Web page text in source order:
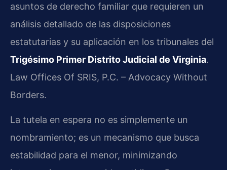
asuntos de derecho familiar que requieren un
análisis detallado de las disposiciones
estatutarias y su aplicación en los tribunales del
Trigésimo Primer Distrito Judicial de Virginia.
Law Offices Of SRIS, P.C. – Advocacy Without
Borders.
La tutela en espera no es simplemente un
nombramiento; es un mecanismo que busca
estabilidad para el menor, minimizando